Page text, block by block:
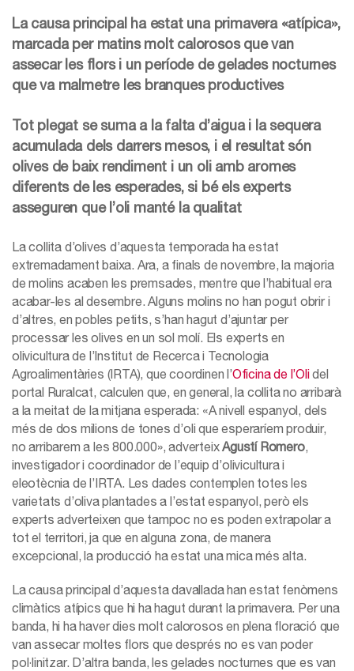
La causa principal ha estat una primavera «atípica»,
marcada per matins molt calorosos que van
assecar les flors i un període de gelades nocturnes
que va malmetre les branques productives
Tot plegat se suma a la falta d’aigua i la sequera
acumulada dels darrers mesos, i el resultat són
olives de baix rendiment i un oli amb aromes
diferents de les esperades, si bé els experts
asseguren que l’oli manté la qualitat
La collita d’olives d’aquesta temporada ha estat
extremadament baixa. Ara, a finals de novembre, la majoria
de molins acaben les premsades, mentre que l’habitual era
acabar-les al desembre. Alguns molins no han pogut obrir i
d’altres, en pobles petits, s’han hagut d’ajuntar per
processar les olives en un sol molí. Els experts en
olivicultura de l’Institut de Recerca i Tecnologia
Agroalimentàries (IRTA), que coordinen l’Oficina de l’Olidel
portal Ruralcat, calculen que, en general, la collita no arribarà
a la meitat de la mitjana esperada: «A nivell espanyol, dels
més de dos milions de tones d’oli que esperaríem produir,
no arribarem a les 800.000», adverteixAgustí Romero,
investigador i coordinador de l’equip d’olivicultura i
eleotècnia de l’IRTA. Les dades contemplen totes les
varietats d’oliva plantades a l’estat espanyol, però els
experts adverteixen que tampoc no es poden extrapolar a
tot el territori, ja que en alguna zona, de manera
excepcional, la producció ha estat una mica més alta.
La causa principal d’aquesta davallada han estat fenòmens
climàtics atípics que hi ha hagut durant la primavera. Per una
banda, hi ha haver dies molt calorosos en plena floració que
van assecar moltes flors que després no es van poder
pol·linitzar. D’altra banda, les gelades nocturnes que es van